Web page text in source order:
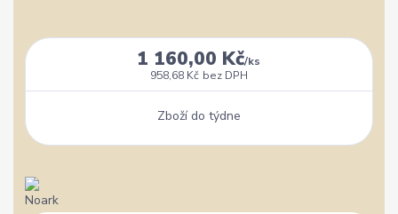
1 160,00 Kč/ks
958,68 Kč bez DPH
Zboží do týdne